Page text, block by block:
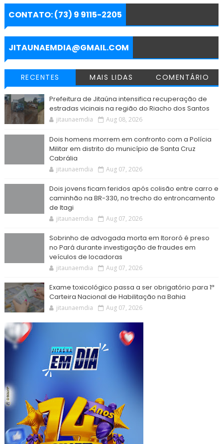
r
e
e
b
o
k
t
t
e
r
t
s
p
p
e
g
a
m
s
e
g
e
r
i
CONTATO: (73) 9 9115-2205
JITAUNAEMDIA@GMAIL.COM
RECENTES MAIS LIDAS COMENTÁRIO
Prefeitura de Jitaúna intensifica recuperação de
estradas vicinais na região do Riacho dos Santos
jitaunaemdia Aug 08, 2026
Dois homens morrem em confronto com a Polícia
Militar em distrito do município de Santa Cruz
Cabrália
jitaunaemdia Aug 07, 2026
Dois jovens ficam feridos após colisão entre carro e
caminhão na BR-330, no trecho do entroncamento
de Itagi
jitaunaemdia Aug 07, 2026
Sobrinho de advogada morta em Itororó é preso
no Pará durante investigação de fraudes em
veículos de locadoras
jitaunaemdia Aug 07, 2026
Exame toxicológico passa a ser obrigatório para 1ª
Carteira Nacional de Habilitação na Bahia
jitaunaemdia Aug 07, 2026